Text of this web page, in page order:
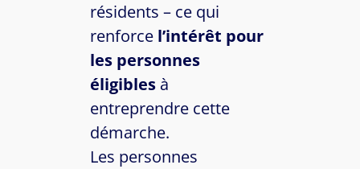
résidents – ce qui
renforce l’intérêt pour
les personnes
éligibles à
entreprendre cette
démarche.
Les personnes